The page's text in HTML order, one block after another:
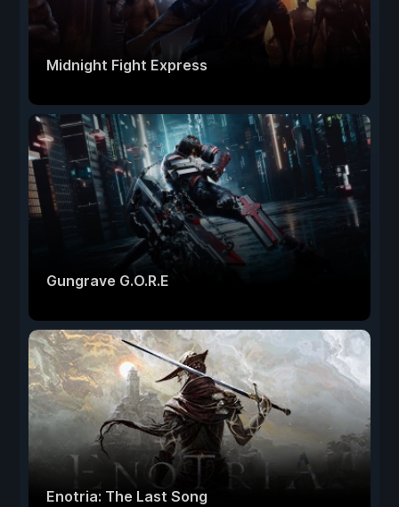
Midnight Fight Express
Gungrave G.O.R.E
Enotria: The Last Song